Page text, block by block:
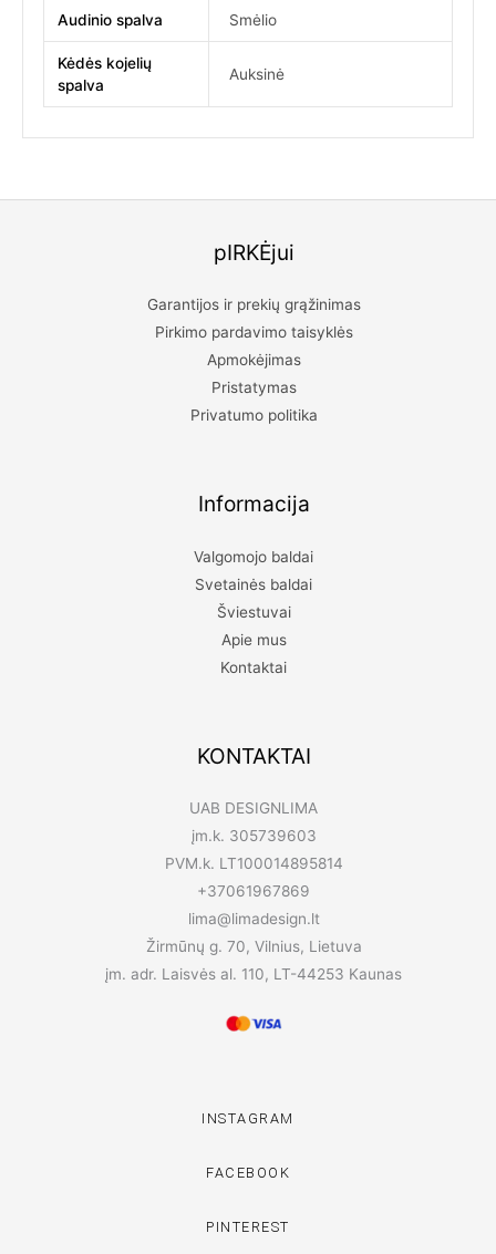
Audinio spalva Smėlio
Kėdės kojelių
spalva
Auksinė
pIRKĖjui
Garantijos ir prekių grąžinimas
Pirkimo pardavimo taisyklės
Apmokėjimas
Pristatymas
Privatumo politika
Informacija
Valgomojo baldai
Svetainės baldai
Šviestuvai
Apie mus
Kontaktai
KONTAKTAI
UAB DESIGNLIMA
įm.k. 305739603
PVM.k. LT100014895814
+37061967869
lima@limadesign.lt
Žirmūnų g. 70, Vilnius, Lietuva
įm. adr. Laisvės al. 110, LT-44253 Kaunas
INSTAGRAM
FACEBOOK
PINTEREST